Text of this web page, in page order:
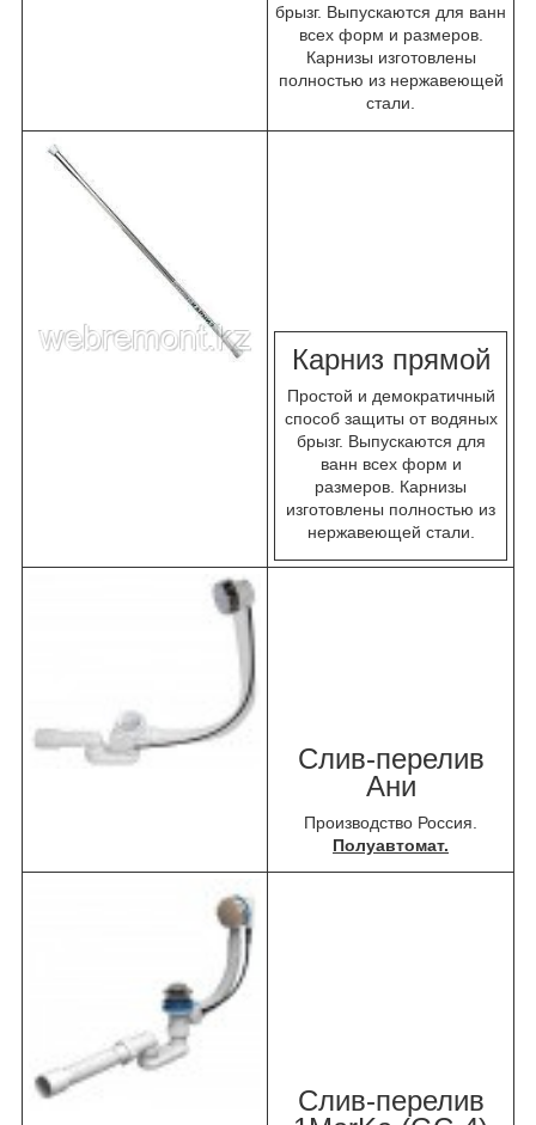
брызг. Выпускаются для ванн
всех форм и размеров.
Карнизы изготовлены
полностью из нержавеющей
стали.
Карниз прямой
Простой и демократичный
способ защиты от водяных
брызг. Выпускаются для
ванн всех форм и
размеров. Карнизы
изготовлены полностью из
нержавеющей стали.
Слив-перелив
Ани
Производство Россия.
Полуавтомат.
Слив-перелив